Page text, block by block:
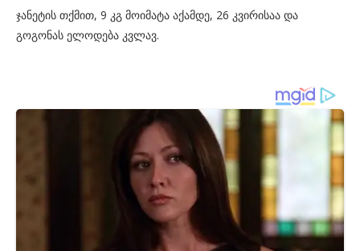
ჯანეტის თქმით, 9 კგ მოიმატა აქამდე, 26 კვირისაა და
გოგონას ელოდება კვლავ.